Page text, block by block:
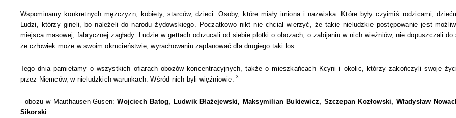
Wspominamy konkretnych mężczyzn, kobiety, starców, dzieci. Osoby, które miały imiona i nazwiska. Które były czyimiś rodzicami,
Ludzi, którzy ginęli, bo należeli do narodu żydowskiego. Początkowo nikt nie chciał wierzyć, że takie nieludzkie postępowanie jest
miejsca masowej, fabrycznej zagłady. Ludzie w gettach odrzucali od siebie plotki o obozach, o zabijaniu w nich wieźniów, nie dopuszczali do
że człowiek może w swoim okrucieństwie, wyrachowaniu zaplanować dla drugiego taki los.
Tego dnia pamiętamy o wszystkich ofiarach obozów koncentracyjnych, także o mieszkańcach Kcyni i okolic, którzy zakończyli swoje
przez Niemców, w nieludzkich warunkach. Wśród nich byli więźniowie: 3
- obozu w Mauthausen-Gusen:Wojciech Batog, Ludwik Błażejewski, Maksymilian Bukiewicz, Szczepan Kozłowski, Władysław
Sikorski